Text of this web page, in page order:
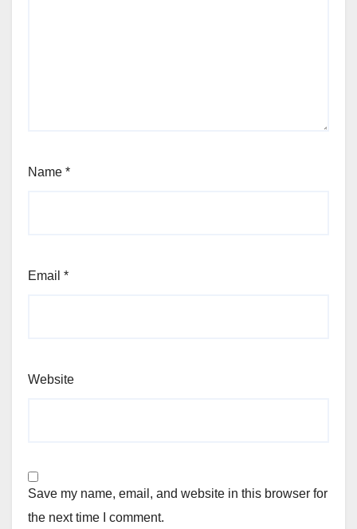
Name *
Email *
Website
Save my name, email, and website in this browser for
the next time I comment.